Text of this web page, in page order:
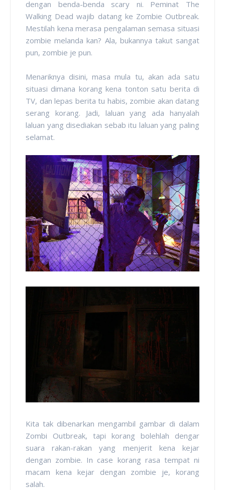
dengan benda-benda scary ni. Peminat The
Walking Dead wajib datang ke Zombie Outbreak.
Mestilah kena merasa pengalaman semasa situasi
zombie melanda kan? Ala, bukannya takut sangat
pun, zombie je pun.
Menariknya disini, masa mula tu, akan ada satu
situasi dimana korang kena tonton satu berita di
TV, dan lepas berita tu habis, zombie akan datang
serang korang. Jadi, laluan yang ada hanyalah
laluan yang disediakan sebab itu laluan yang paling
selamat.
Kita tak dibenarkan mengambil gambar di dalam
Zombi Outbreak, tapi korang bolehlah dengar
suara rakan-rakan yang menjerit kena kejar
dengan zombie. In case korang rasa tempat ni
macam kena kejar dengan zombie je, korang
salah.